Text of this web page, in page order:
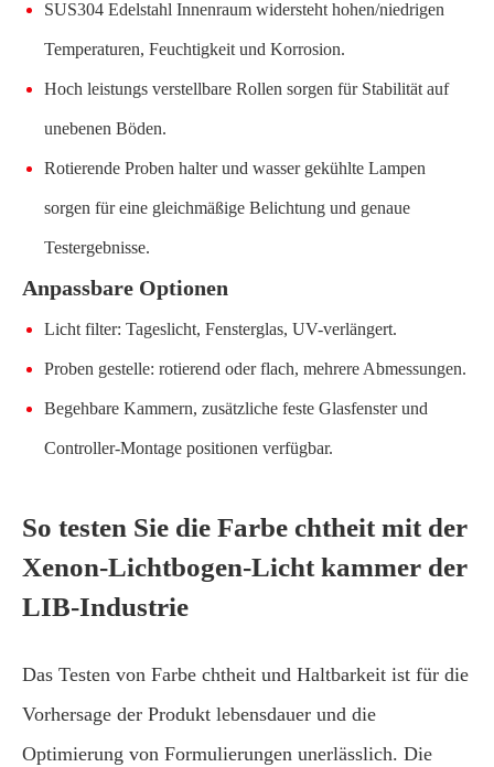
SUS304 Edelstahl Innenraum widersteht hohen/niedrigen
Temperaturen, Feuchtigkeit und Korrosion.
Hoch leistungs verstellbare Rollen sorgen für Stabilität auf
unebenen Böden.
Rotierende Proben halter und wasser gekühlte Lampen
sorgen für eine gleichmäßige Belichtung und genaue
Testergebnisse.
Anpassbare Optionen
Licht filter: Tageslicht, Fensterglas, UV-verlängert.
Proben gestelle: rotierend oder flach, mehrere Abmessungen.
Begehbare Kammern, zusätzliche feste Glasfenster und
Controller-Montage positionen verfügbar.
So testen Sie die Farbe chtheit mit der
Xenon-Lichtbogen-Licht kammer der
LIB-Industrie
Das Testen von Farbe chtheit und Haltbarkeit ist für die
Vorhersage der Produkt lebensdauer und die
Optimierung von Formulierungen unerlässlich. Die